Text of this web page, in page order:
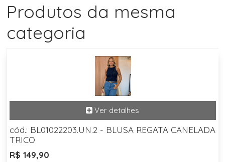
Produtos da mesma
categoria
cód.: BL01022203.UN.2 - BLUSA REGATA CANELADA
TRICO
R$ 149,90